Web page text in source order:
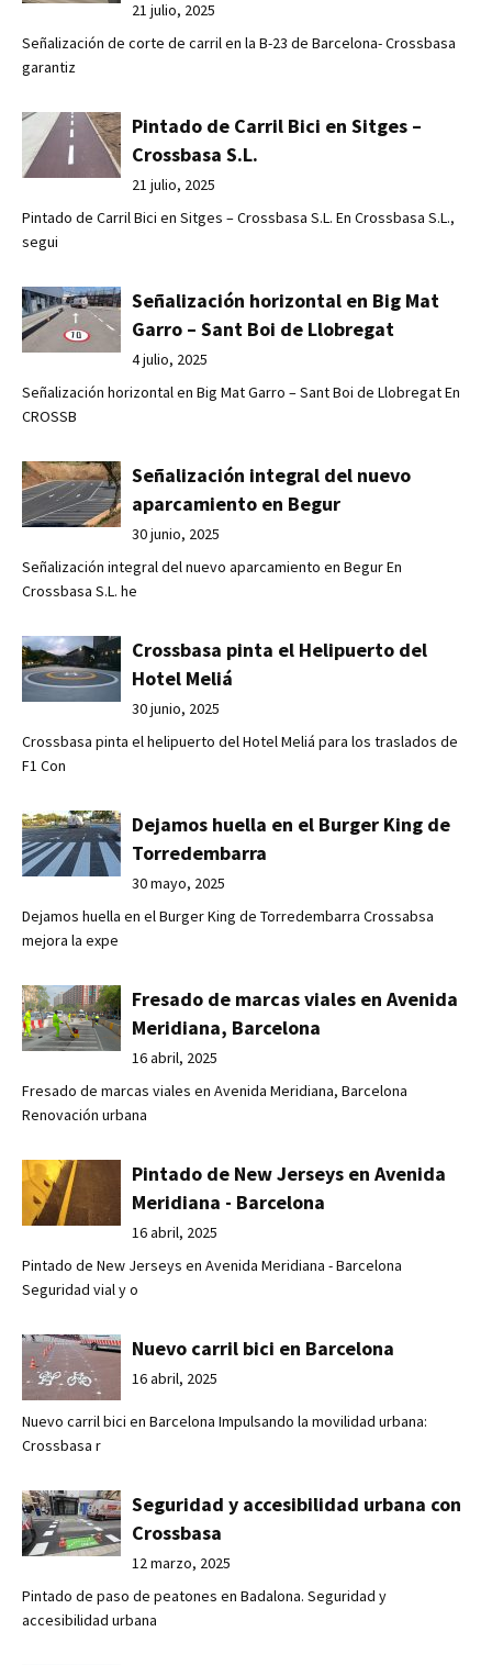
21 julio, 2025
Señalización de corte de carril en la B-23 de Barcelona- Crossbasa
garantiz
Pintado de Carril Bici en Sitges –
Crossbasa S.L.
21 julio, 2025
Pintado de Carril Bici en Sitges – Crossbasa S.L. En Crossbasa S.L.,
segui
Señalización horizontal en Big Mat
Garro – Sant Boi de Llobregat
4 julio, 2025
Señalización horizontal en Big Mat Garro – Sant Boi de Llobregat En
CROSSB
Señalización integral del nuevo
aparcamiento en Begur
30 junio, 2025
Señalización integral del nuevo aparcamiento en Begur En
Crossbasa S.L. he
Crossbasa pinta el Helipuerto del
Hotel Meliá
30 junio, 2025
Crossbasa pinta el helipuerto del Hotel Meliá para los traslados de
F1 Con
Dejamos huella en el Burger King de
Torredembarra
30 mayo, 2025
Dejamos huella en el Burger King de Torredembarra Crossabsa
mejora la expe
Fresado de marcas viales en Avenida
Meridiana, Barcelona
16 abril, 2025
Fresado de marcas viales en Avenida Meridiana, Barcelona
Renovación urbana
Pintado de New Jerseys en Avenida
Meridiana - Barcelona
16 abril, 2025
Pintado de New Jerseys en Avenida Meridiana - Barcelona
Seguridad vial y o
Nuevo carril bici en Barcelona
16 abril, 2025
Nuevo carril bici en Barcelona Impulsando la movilidad urbana:
Crossbasa r
Seguridad y accesibilidad urbana con
Crossbasa
12 marzo, 2025
Pintado de paso de peatones en Badalona. Seguridad y
accesibilidad urbana